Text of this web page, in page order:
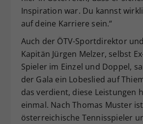
Inspiration war. Du kannst
auf deine Karriere sein.“
Auch der ÖTV-Sportdirektor
Kapitän Jürgen Melzer, selbst
Spieler im Einzel und Doppel,
der Gala ein Lobeslied auf
das verdient, diese Leistungen
einmal. Nach Thomas Muster
österreichische Tennisspieler